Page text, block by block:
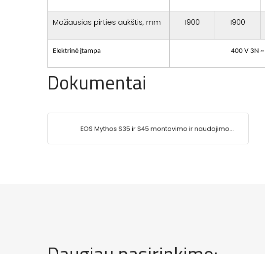
Mažiausias pirties aukštis, mm 1900 1900
Elektrinė įtampa 400 V 3N
Dokumentai
EOS Mythos S35 ir S45 montavimo ir naudojimo